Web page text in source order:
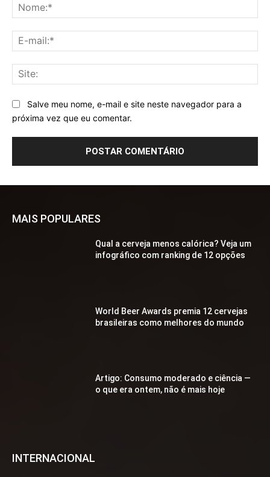
Salve meu nome, e-mail e site neste navegador para a
próxima vez que eu comentar.
MAIS POPULARES
Qual a cerveja menos calórica? Veja um
infográfico com ranking de 12 opções
World Beer Awards premia 12 cervejas
brasileiras como melhores do mundo
Artigo: Consumo moderado e ciência —
o que era ontem, não é mais hoje
INTERNACIONAL